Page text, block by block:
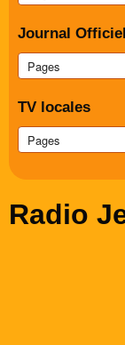
Journal Officiel
TV locales
Radio